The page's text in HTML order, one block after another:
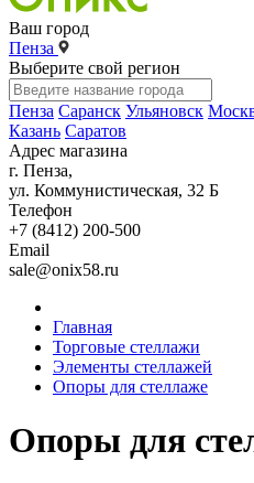
Ваш город
Пенза
Выберите свой регион
Пенза Саранск Ульяновск
Казань Саратов
Адрес магазина
г. Пенза,
ул. Коммунистическая, 32 Б
Телефон
+7 (8412) 200-500
Email
sale@onix58.ru
Главная
Торговые стеллажи
Элементы стеллажей
Опоры для стеллаже
Опоры для